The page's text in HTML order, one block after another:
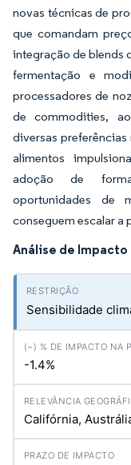
novas técnicas de
que comandam
integração de blends
fermentação e
processadores de
de commodities,
diversas
alimentos
adoção de
oportunidades de
conseguem escalar a
Análise de
Sensibilidade
-1.4%
Califórnia,